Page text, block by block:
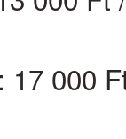
17 000